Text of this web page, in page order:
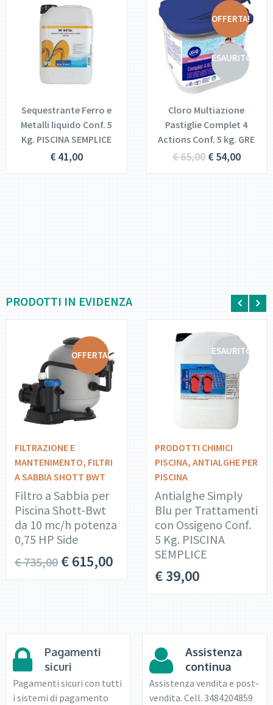
DETTAGLI
AGGIUNGI AL
CARRELLO
Sequestrante Ferro e
Metalli liquido Conf. 5
Kg. PISCINA SEMPLICE
€41,00
OFFERTA!
ESAURITO
DETTAGLI
LEGGI
TUTTO
Cloro Multiazione
Pastiglie Complet 4
Actions Conf. 5 kg. GRE
€65,00 €54,00
PRODOTTI IN EVIDENZA
OFFERTA!
DETTAGLI
AGGIUNGI AL
CARRELLO
FILTRAZIONE E
MANTENIMENTO, FILTRI
A SABBIA SHOTT BWT
Filtro a Sabbia per
Piscina Shott-Bwt
da 10 mc/h potenza
0,75 HP Side
€735,00 €615,00
ESAURITO
DETTAGLI
PRODOTTI CHIMICI
PISCINA, ANTIALGHE PER
PISCINA
Antialghe Simply
Blu per Trattamenti
con Ossigeno Conf.
5 Kg. PISCINA
SEMPLICE
€39,00
Pagamenti
sicuri
Pagamenti sicuri con tutti
i sistemi di pagamento
Assistenza
continua
Assistenza vendita e post-
vendita. Cell. 3484204859